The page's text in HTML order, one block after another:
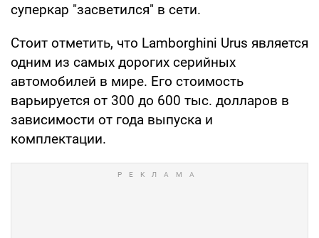
суперкар "засветился" в сети.
Стоит отметить, что Lamborghini Urus является
одним из самых дорогих серийных
автомобилей в мире. Его стоимость
варьируется от 300 до 600 тыс. долларов в
зависимости от года выпуска и
комплектации.